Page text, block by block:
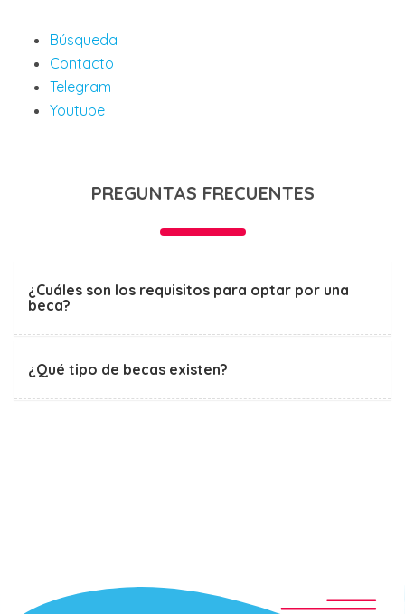
Búsqueda
Contacto
Telegram
Youtube
PREGUNTAS FRECUENTES
¿Cuáles son los requisitos para optar por una
beca?
¿Qué tipo de becas existen?